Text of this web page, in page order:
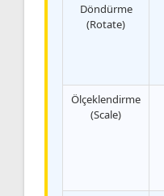
Döndürme
(Rotate)
Ölçeklendirme
(Scale)